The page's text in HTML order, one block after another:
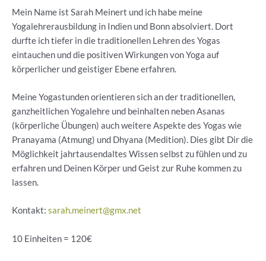
Mein Name ist Sarah Meinert und ich habe meine
Yogalehrerausbildung in Indien und Bonn absolviert. Dort
durfte ich tiefer in die traditionellen Lehren des Yogas
eintauchen und die positiven Wirkungen von Yoga auf
körperlicher und geistiger Ebene erfahren.
Meine Yogastunden orientieren sich an der traditionellen,
ganzheitlichen Yogalehre und beinhalten neben Asanas
(körperliche Übungen) auch weitere Aspekte des Yogas wie
Pranayama (Atmung) und Dhyana (Medition). Dies gibt Dir die
Möglichkeit jahrtausendaltes Wissen selbst zu fühlen und zu
erfahren und Deinen Körper und Geist zur Ruhe kommen zu
lassen.
Kontakt: sarah.meinert@gmx.net
10 Einheiten = 120€